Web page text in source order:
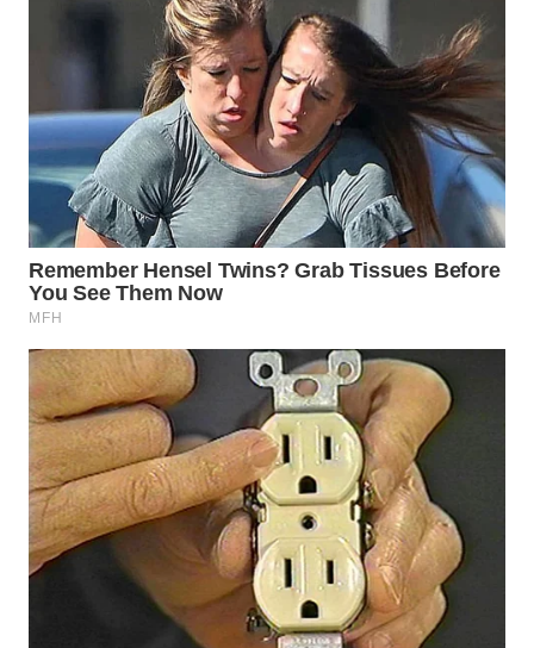
DEPOK
WN
TAPANULI
UTARA
WN
SAMOSIR
WN
PADANG
LAWAS
WN
SUMEDANG